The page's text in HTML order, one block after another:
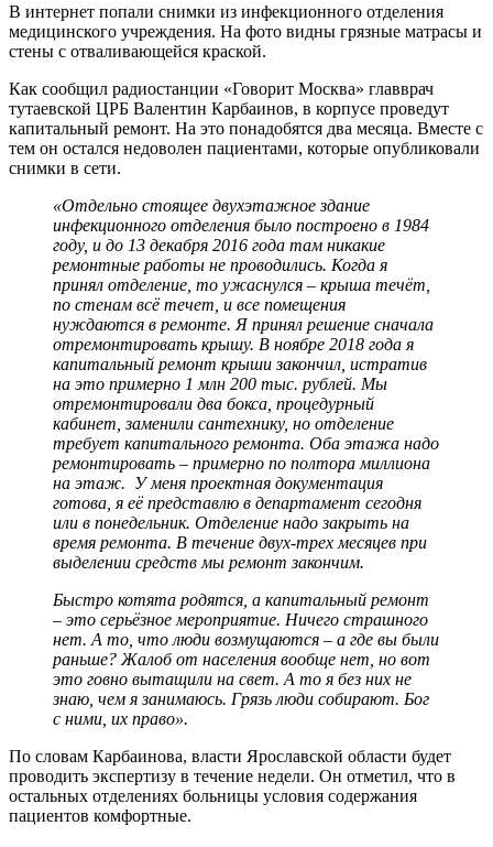
В интернет попали снимки из инфекционного отделения
медицинского учреждения. На фото видны грязные матрасы и
стены с отваливающейся краской.
Как сообщил радиостанции «Говорит Москва» главврач
тутаевской ЦРБ Валентин Карбаинов, в корпусе проведут
капитальный ремонт. На это понадобятся два месяца. Вместе с
тем он остался недоволен пациентами, которые опубликовали
снимки в сети.
«Отдельно стоящее двухэтажное здание
инфекционного отделения было построено в 1984
году, и до 13 декабря 2016 года там никакие
ремонтные работы не проводились. Когда я
принял отделение, то ужаснулся – крыша течёт,
по стенам всё течет, и все помещения
нуждаются в ремонте. Я принял решение сначала
отремонтировать крышу. В ноябре 2018 года я
капитальный ремонт крыши закончил, истратив
на это примерно 1 млн 200 тыс. рублей. Мы
отремонтировали два бокса, процедурный
кабинет, заменили сантехнику, но отделение
требует капитального ремонта. Оба этажа надо
ремонтировать – примерно по полтора миллиона
на этаж. У меня проектная документация
готова, я её представлю в департамент сегодня
или в понедельник. Отделение надо закрыть на
время ремонта. В течение двух-трех месяцев при
выделении средств мы ремонт закончим.
Быстро котята родятся, а капитальный ремонт
– это серьёзное мероприятие. Ничего страшного
нет. А то, что люди возмущаются – а где вы были
раньше? Жалоб от населения вообще нет, но вот
это говно вытащили на свет. А то я без них не
знаю, чем я занимаюсь. Грязь люди собирают. Бог
с ними, их право».
По словам Карбаинова, власти Ярославской области будет
проводить экспертизу в течение недели. Он отметил, что в
остальных отделениях больницы условия содержания
пациентов комфортные.